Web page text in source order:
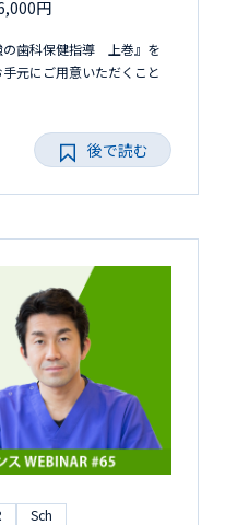
円
の歯科保健指導 上巻』を
元にご用意いただくこと
後で読む
Sch